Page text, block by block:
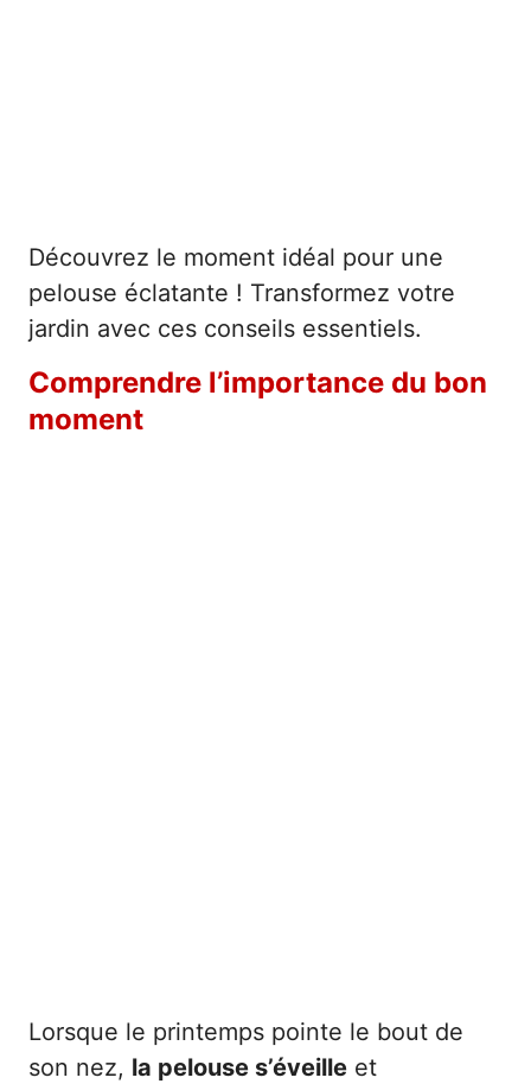
Découvrez le moment idéal pour une
pelouse éclatante ! Transformez votre
jardin avec ces conseils essentiels.
Comprendre l’importance du bon
moment
Lorsque le printemps pointe le bout de
son nez, la pelouse s’éveille et